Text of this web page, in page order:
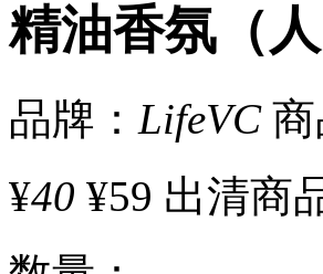
精油香氛（
品牌： LifeVC 商
¥40 ¥59 出清商